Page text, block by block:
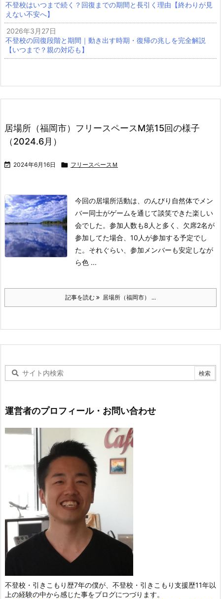
不登校はいつまで続く？回復までの期間と長引く理由【終わりが見
えない不安へ】
2026年3月27日
不登校の回復段階と期間｜動き出す時期・復帰の兆しを完全解説
【いつまで？親の対応も】
居場所（福岡市）フリースペースM第15回の様子
（2024.6月）
 2024年6月16日  フリースペースＭ
今回の居場所活動は、のんびり自然体でメン
バー同士がゲームを通じて談笑できた楽しい
会でした。 参加人数も8人と多く、欠席2名が
参加してた場合、10人が参加する予定でし
た。 それぐらい、参加メンバーも安定しなが
ら色 ...
記事を読む 居場所（福岡市） ...
運営者のプロフィール・お問い合わせ
不登校・引きこもり歴7年の僕が、不登校・引きこもり支援歴11年以
上の経験の中から感じた事をブログにつづります。